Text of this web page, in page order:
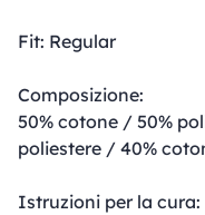
Fit: Regular
Composizione:
50% cotone / 50%
poliestere / 40%
Istruzioni per la cura: